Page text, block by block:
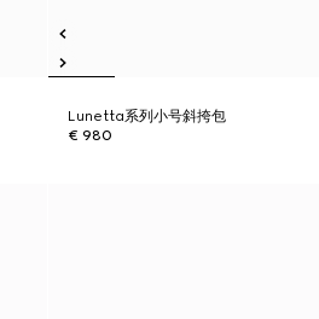
Lunetta系列小号斜挎包
€ 980